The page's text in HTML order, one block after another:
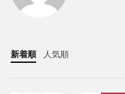
新着順 人気順
健康ハイキング委員
北区スポーツ推進委